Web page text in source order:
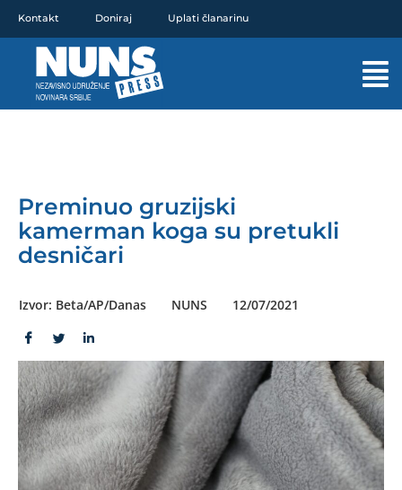
sadržaj
Kontakt Doniraj Uplati članarinu
Preminuo gruzijski
kamerman koga su pretukli
desničari
Izvor: Beta/AP/Danas NUNS 12/07/2021